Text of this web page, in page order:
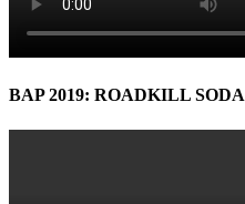
BAP 2019: ROADKILL SODA